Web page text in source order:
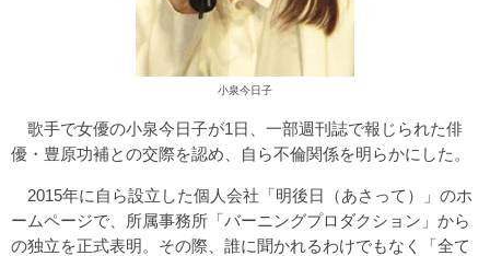
小泉今日子
歌手で女優の小泉今日子が1日、一部週刊誌で報じられた俳
優・豊原功補との交際を認め、自ら不倫関係を明らかにした。
2015年に自ら設立した個人会社「明後日（あさって）」のホ
ームページで、所属事務所「バーニングプロダクション」から
の独立を正式表明。その際、誰に聞かれるわけでもなく「全て